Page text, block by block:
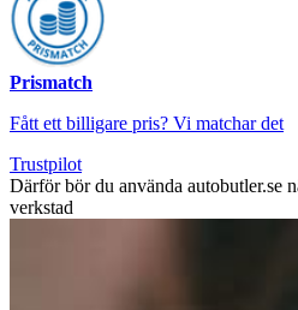
Prismatch
Fått ett billigare pris? Vi matchar det
Trustpilot
Därför bör du använda autobutler.se
verkstad